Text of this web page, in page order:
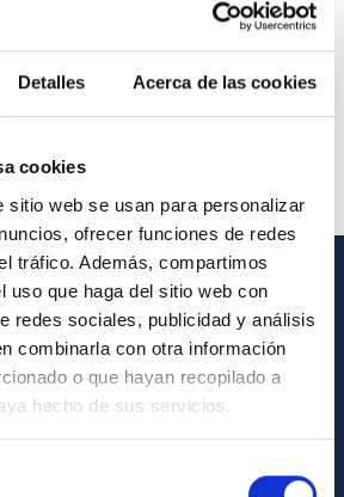
Detalles Acerca de las cookies
cookies
sitio web se usan para personalizar
ofrecer funciones de redes
tráfico. Además, compartimos
uso que haga del sitio web con
redes sociales, publicidad y análisis
combinarla con otra información
o que hayan recopilado a
hecho de sus servicios.